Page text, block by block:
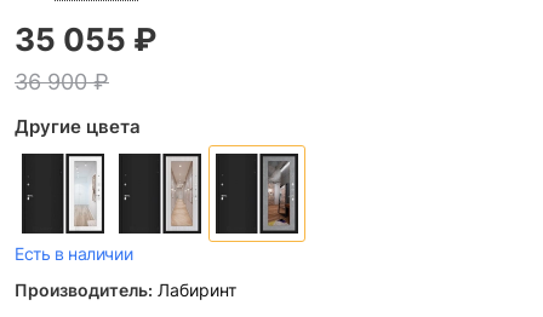
36 900 ₽
35 055 ₽
Другие цвета
Есть в наличии
Производитель: Лабиринт